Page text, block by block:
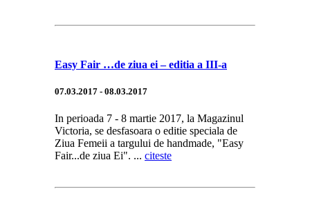
Easy Fair …de ziua ei – editia a III-a
07.03.2017 - 08.03.2017
In perioada 7 - 8 martie 2017, la Magazinul
Victoria, se desfasoara o editie speciala de
Ziua Femeii a targului de handmade, "Easy
Fair...de ziua Ei". ... citeste